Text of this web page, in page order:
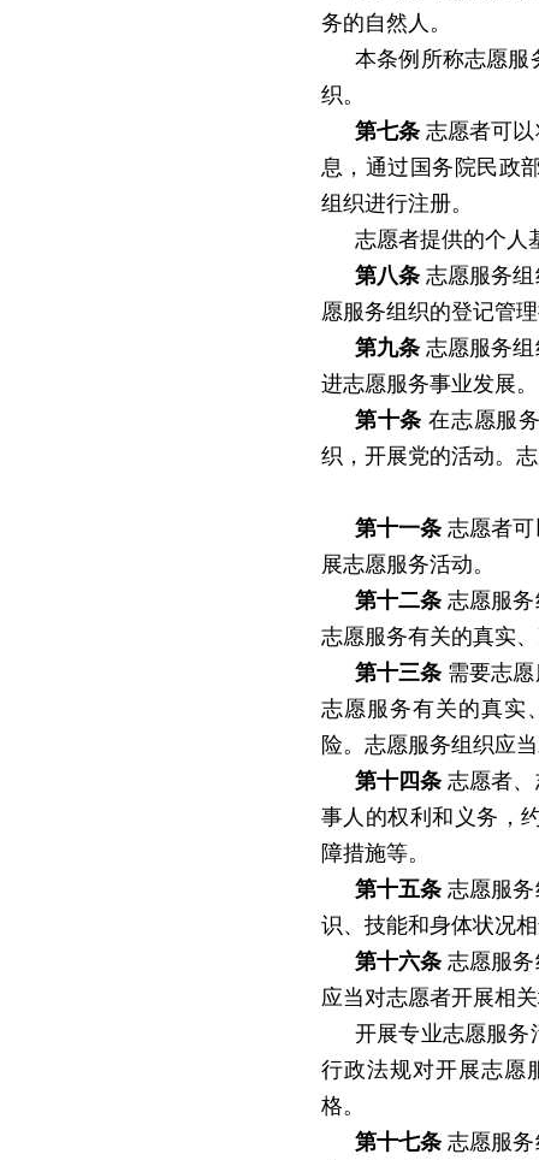
务的自然人。
本条例所称志愿服
织。
第七条 志愿者可
息，通过国务院民政
组织进行注册。
志愿者提供的个人
第八条 志愿服务
愿服务组织的登记管
第九条 志愿服务
进志愿服务事业发展。
第十条 在志愿服
织，开展党的活动。
第十一条 志愿者
展志愿服务活动。
第十二条 志愿服
志愿服务有关的真实
第十三条 需要志
志愿服务有关的真实
险。志愿服务组织应
第十四条 志愿者
事人的权利和义务，
障措施等。
第十五条 志愿服
识、技能和身体状况
第十六条 志愿服
应当对志愿者开展相
开展专业志愿服务
行政法规对开展志愿
格。
第十七条 志愿服